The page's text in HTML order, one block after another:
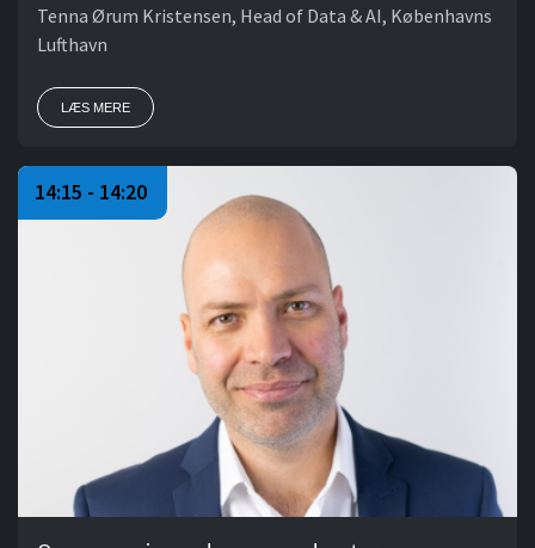
Tenna Ørum Kristensen, Head of Data & AI, Københavns
Lufthavn
LÆS MERE
14:15 - 14:20